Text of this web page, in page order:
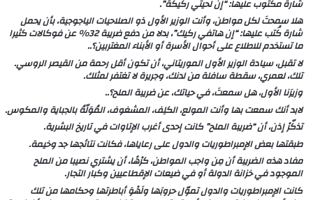
شارة مكتوب عليها: “إن لحيتي ركيكة”.
هلا سمحتَ لكل مواطن، وأنت الوزير الأول ذو الصلاحيات الياجوجية، بأن يحمل
شارة كُتب عليها: “إن هاتفي ركيك”، بدلا من دفع ضريبة 32% عن فوكالات كثيرا
ما تستخدم للاطلاع على أحوال الأسرة أو الأبناء المغتربين؟..
لا تقبل، سيادة الوزير الأول الموريتاني، أن تكون أقل رحمة من القيصر الروسي.
تلك، لعمري، سقطة سافلة من لدنك، وجريرة لا تغتفر لمثلك.
وزيرَنا الأول، هل سمعتَ، في حياتك، عن ضريبة الملح؟..
لابد أنك سمعت بها وأنت المولع، الكلِف، المشغوف، المُوَلّهُ بالجباية والمكوس.
تذكّرْ إذن، أن “ضريبة الملح” كانت إحدى أغرب الإتاوات في تاريخ البشرية.
طبقتها بعض الإمبراطوريات والدول على رعاياها، فكانت نتائجها جد وخيمة.
مفاد هذه الضريبة أن مِن واجب المواطن، كرْهًا، أن يشتري نصيبا من الملح
الموجود في خزانة الدولة أو في ضيعات الإقطاعيين وكبار التجار.
كانت الإمبراطوريات والدول تموّل حروبَها ولَهْوَ أباطرتها وحكامها من تلك